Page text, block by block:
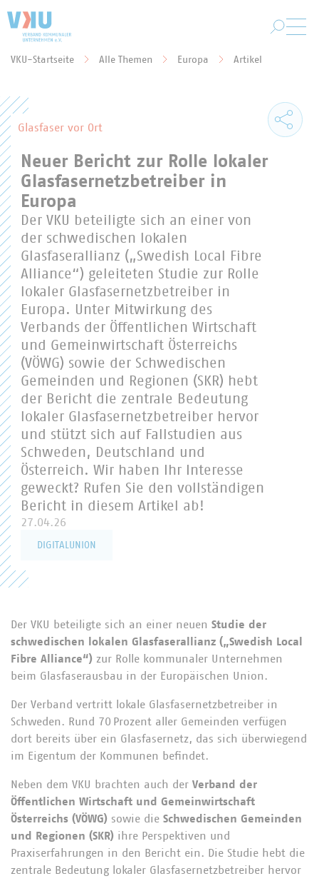
VKU-Startseite Alle Themen Europa Artikel
Glasfaser vor Ort
Neuer Bericht zur Rolle lokaler
Glasfasernetzbetreiber in
Europa
Der VKU beteiligte sich an einer von
der schwedischen lokalen
Glasfaserallianz („Swedish Local Fibre
Alliance“) geleiteten Studie zur Rolle
lokaler Glasfasernetzbetreiber in
Europa. Unter Mitwirkung des
Verbands der Öffentlichen Wirtschaft
und Gemeinwirtschaft Österreichs
(VÖWG) sowie der Schwedischen
Gemeinden und Regionen (SKR) hebt
der Bericht die zentrale Bedeutung
lokaler Glasfasernetzbetreiber hervor
und stützt sich auf Fallstudien aus
Schweden, Deutschland und
Österreich. Wir haben Ihr Interesse
geweckt? Rufen Sie den vollständigen
Bericht in diesem Artikel ab!
27.04.26
DIGITALUNION
Der VKU beteiligte sich an einer neuen Studie der
schwedischen lokalen Glasfaserallianz („Swedish Local
Fibre Alliance“) zur Rolle kommunaler Unternehmen
beim Glasfaserausbau in der Europäischen Union.
Der Verband vertritt lokale Glasfasernetzbetreiber in
Schweden. Rund 70 Prozent aller Gemeinden verfügen
dort bereits über ein Glasfasernetz, das sich überwiegend
im Eigentum der Kommunen befindet.
Neben dem VKU brachten auch der Verband der
Öffentlichen Wirtschaft und Gemeinwirtschaft
Österreichs (VÖWG) sowie die Schwedischen Gemeinden
und Regionen (SKR) ihre Perspektiven und
Praxiserfahrungen in den Bericht ein. Die Studie hebt die
zentrale Bedeutung lokaler Glasfasernetzbetreiber hervor